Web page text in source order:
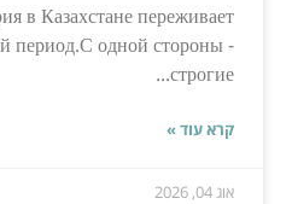
в Казахстане переживает
период.С одной стороны -
строгие...
קרא עוד »
אוג 04, 2026